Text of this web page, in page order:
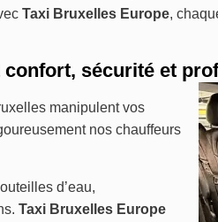
Taxi Bruxelles Europe,
sécurité et
manipulent vos
nos chauffeurs
d’eau,
Taxi Bruxelles Europe